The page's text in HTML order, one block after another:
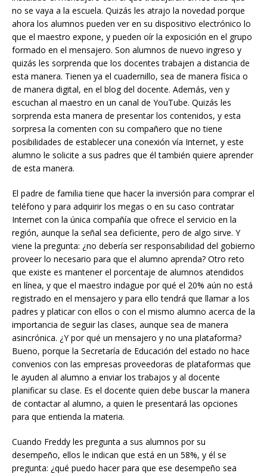
no se vaya a la escuela. Quizás les atrajo la novedad porque
ahora los alumnos pueden ver en su dispositivo electrónico lo
que el maestro expone, y pueden oír la exposición en el grupo
formado en el mensajero. Son alumnos de nuevo ingreso y
quizás les sorprenda que los docentes trabajen a distancia de
esta manera. Tienen ya el cuadernillo, sea de manera física o
de manera digital, en el blog del docente. Además, ven y
escuchan al maestro en un canal de YouTube. Quizás les
sorprenda esta manera de presentar los contenidos, y esta
sorpresa la comenten con su compañero que no tiene
posibilidades de establecer una conexión vía Internet, y este
alumno le solicite a sus padres que él también quiere aprender
de esta manera.
El padre de familia tiene que hacer la inversión para comprar el
teléfono y para adquirir los megas o en su caso contratar
Internet con la única compañía que ofrece el servicio en la
región, aunque la señal sea deficiente, pero de algo sirve. Y
viene la pregunta: ¿no debería ser responsabilidad del gobierno
proveer lo necesario para que el alumno aprenda? Otro reto
que existe es mantener el porcentaje de alumnos atendidos
en línea, y que el maestro indague por qué el 20% aún no está
registrado en el mensajero y para ello tendrá que llamar a los
padres y platicar con ellos o con el mismo alumno acerca de la
importancia de seguir las clases, aunque sea de manera
asincrónica. ¿Y por qué un mensajero y no una plataforma?
Bueno, porque la Secretaría de Educación del estado no hace
convenios con las empresas proveedoras de plataformas que
le ayuden al alumno a enviar los trabajos y al docente
planificar su clase. Es el docente quien debe buscar la manera
de contactar al alumno, a quien le presentará las opciones
para que entienda la materia.
Cuando Freddy les pregunta a sus alumnos por su
desempeño, ellos le indican que está en un 58%, y él se
pregunta: ¿qué puedo hacer para que ese desempeño sea